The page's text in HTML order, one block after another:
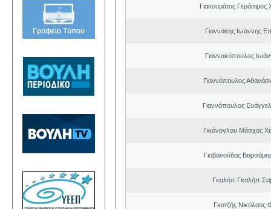
Γιακουμάτος
Γιαννάκης Ιωάννης
Γιαννακόπουλος
Γιαννόπουλος
Γιαννόπουλος
Γικόνογλου Μόσχος
Γιοβανούδας
Γκαλήπ Γκαλήπ
Γκατζής Νικόλαος